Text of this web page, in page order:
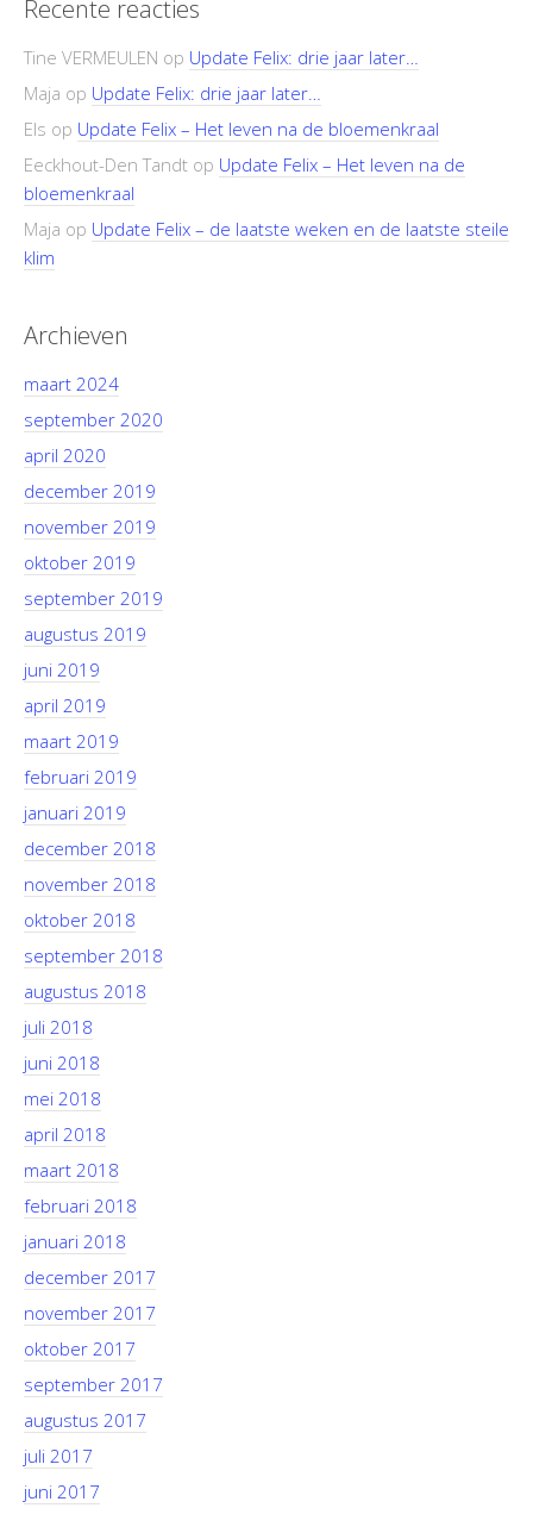
Recente reacties
Tine VERMEULEN op Update Felix: drie jaar later…
Maja op Update Felix: drie jaar later…
Els op Update Felix – Het leven na de bloemenkraal
Eeckhout-Den Tandt op Update Felix – Het leven na de
bloemenkraal
Maja op Update Felix – de laatste weken en de laatste steile
klim
Archieven
maart 2024
september 2020
april 2020
december 2019
november 2019
oktober 2019
september 2019
augustus 2019
juni 2019
april 2019
maart 2019
februari 2019
januari 2019
december 2018
november 2018
oktober 2018
september 2018
augustus 2018
juli 2018
juni 2018
mei 2018
april 2018
maart 2018
februari 2018
januari 2018
december 2017
november 2017
oktober 2017
september 2017
augustus 2017
juli 2017
juni 2017